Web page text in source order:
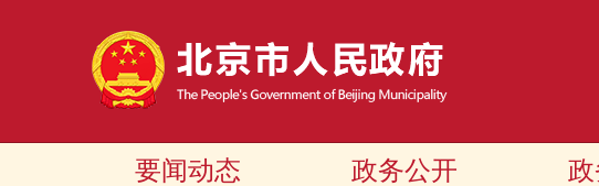
要闻动态 政务公开